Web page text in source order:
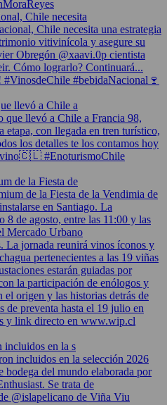
Chile necesita
llevó a Chile a
de la Fiesta de
incluidos en la s